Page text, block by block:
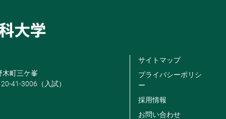
木町三ケ峯
41-3006（入試）
サイトマップ
プライバシーポリシ
ー
採用情報
お問い合わせ